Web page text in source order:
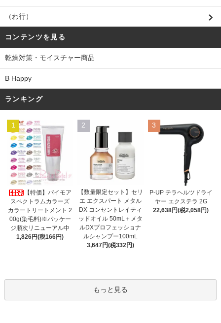
（わ行）
コンテンツを見る
乾燥対策・モイスチャー商品
B Happy
ランキング
1
【特価】パイモア
スペクトラムカラーズ
カラートリートメント 2
00g(染毛料)※パッケー
ジ順次リニューアル中
1,826円(税166円)
2
【数量限定セット】セリ
エ エクスパート メタル
DX コンセントレイティ
ッドオイル 50mL＋メタ
ルDXプロフェッショナ
ルシャンプー100mL
3,647円(税332円)
3
P-UP テラヘルツドライ
ヤー エクステラ 2G
22,638円(税2,058円)
もっと見る